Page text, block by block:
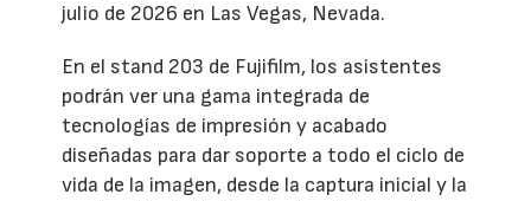
julio de 2026 en Las Vegas, Nevada.
En el stand 203 de Fujifilm, los asistentes
podrán ver una gama integrada de
tecnologías de impresión y acabado
diseñadas para dar soporte a todo el ciclo de
vida de la imagen, desde la captura inicial y la